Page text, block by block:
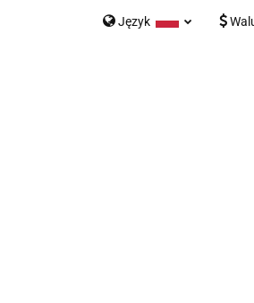
Język
Kontakt Formularz